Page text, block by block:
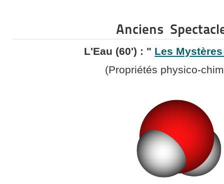
Anciens
L'Eau (60') : " Les
(Propriétés physico-